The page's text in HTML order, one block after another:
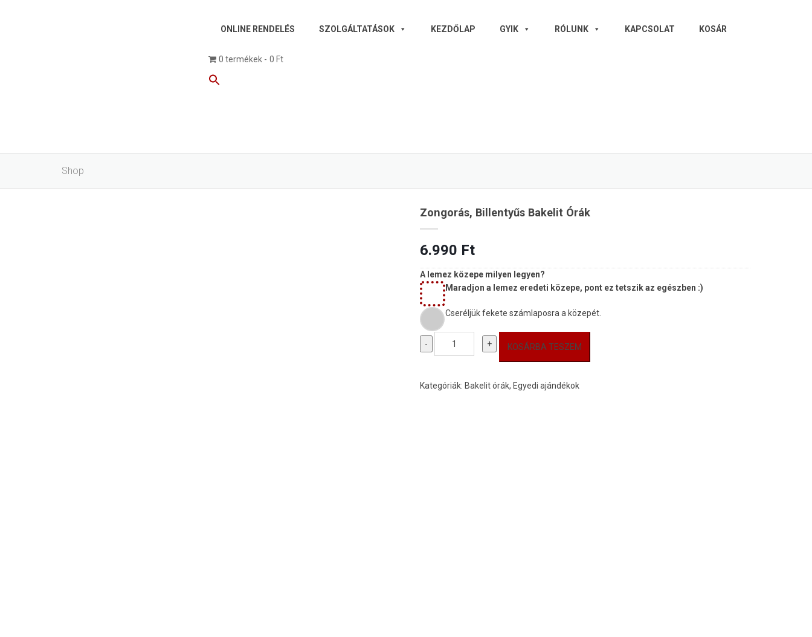
ONLINE RENDELÉS SZOLGÁLTATÁSOK KEZDŐLAP GYIK RÓLUNK KAPCSOLAT KOSÁR
0 termékek 0 Ft
Shop
Zongorás, Billentyűs Bakelit Órák
6.990 Ft
A lemez közepe milyen legyen?
Maradjon a lemez eredeti közepe, pont ez tetszik az egészben :)
Cseréljük fekete számlaposra a közepét.
-
mennyiség
+ KOSÁRBA TESZEM
Kategóriák: Bakelit órák, Egyedi ajándékok